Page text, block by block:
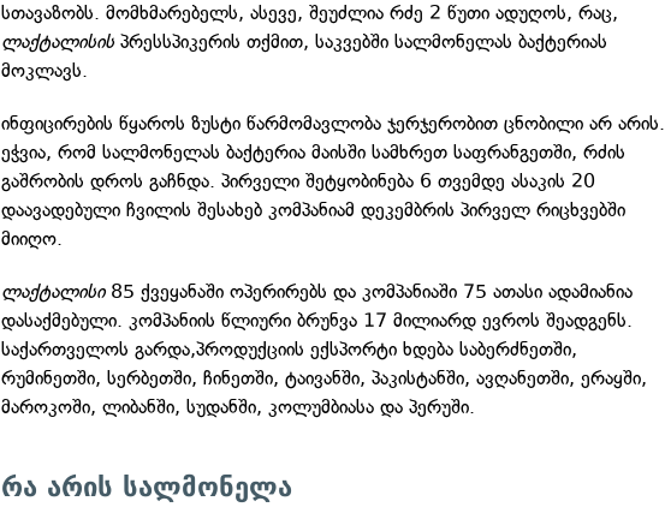
სთავაზობს. მომხმარებელს, ასევე, შეუძლია რძე 2 წუთი ადუღოს, რაც,
ლაქტალისისპრესსპიკერის თქმით, საკვებში სალმონელას ბაქტერიას
მოკლავს.
ინფიცირების წყაროს ზუსტი წარმომავლობა ჯერჯერობით ცნობილი არ არის.
ეჭვია, რომ სალმონელას ბაქტერია მაისში სამხრეთ საფრანგეთში, რძის
გაშრობის დროს გაჩნდა. პირველი შეტყობინება 6 თვემდე ასაკის 20
დაავადებული ჩვილის შესახებ კომპანიამ დეკემბრის პირველ რიცხვებში
მიიღო.
ლაქტალისი85 ქვეყანაში ოპერირებს და კომპანიაში 75 ათასი ადამიანია
დასაქმებული. კომპანიის წლიური ბრუნვა 17 მილიარდ ევროს შეადგენს.
საქართველოს გარდა,პროდუქციის ექსპორტი ხდება საბერძნეთში,
რუმინეთში, სერბეთში, ჩინეთში, ტაივანში, პაკისტანში, ავღანეთში, ერაყში,
მაროკოში, ლიბანში, სუდანში, კოლუმბიასა და პერუში.
რა არის სალმონელა